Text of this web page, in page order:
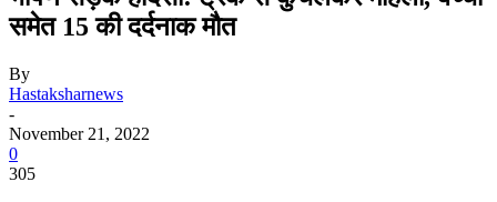
समेत 15 की दर्दनाक मौत
By
Hastaksharnews
-
November 21, 2022
0
305